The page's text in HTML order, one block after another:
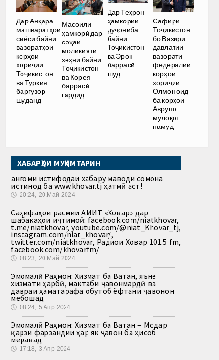
Дар Анқара
машваратҳои
сиёсӣ байни
вазоратҳои
корҳои
хориҷии
Тоҷикистон
ва Туркия
баргузор
шуданд
Масоили
ҳамкорӣ дар
соҳаи
моликияти
зеҳнӣ байни
Тоҷикистон
ва Корея
баррасӣ
гардид
Дар Теҳрон
ҳамкории
дуҷониба
байни
Тоҷикистон
ва Эрон
баррасӣ
шуд
Сафири
Тоҷикистон
бо Вазири
давлатии
вазорати
федералии
корҳои
хориҷии
Олмон оид
ба корҳои
Аврупо
мулоқот
намуд
ХАБАРҲОИ МУҲИМТАРИН
Ҳангоми истифодаи хабару маводи сомона
истинод ба www.khovar.tj ҳатмӣ аст!
🕔 20:24, 20.Май 2024
Саҳифаҳои расмии АМИТ «Ховар» дар
шабакаҳои иҷтимоӣ: facebook.com/niatkhovar,
t.me/niatkhovar, youtube.com/@niat_Khovar_tj,
instagram.com/niat_khovar/,
twitter.com/niatkhovar, Радиои Ховар 101.5 fm,
facebook.com/khovarfm/
🕔 08:23, 20.Май 2024
Эмомалӣ Раҳмон: Хизмат ба Ватан, яъне
хизмати ҳарбӣ, мактаби ҷавонмардӣ ва
давраи ҳаматарафа обутоб ёфтани ҷавонон
мебошад
🕔 08:24, 5.Апр 2024
Эмомалӣ Раҳмон: Хизмат ба Ватан – Модар
қарзи фарзандии ҳар як ҷавон ба ҳисоб
меравад
🕔 17:18, 3.Апр 2024